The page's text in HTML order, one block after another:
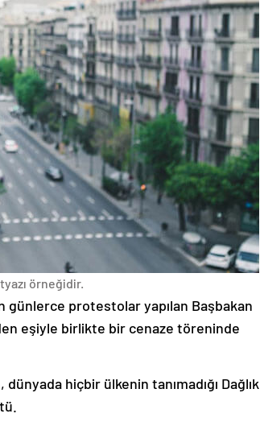
örneğidir.
günlerce protestolar yapılan Başbakan
eşiyle birlikte bir cenaze töreninde
hiçbir ülkenin tanımadığı Dağlık